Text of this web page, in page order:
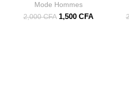
Mode Hommes
2,000CFA 1,500 CFA